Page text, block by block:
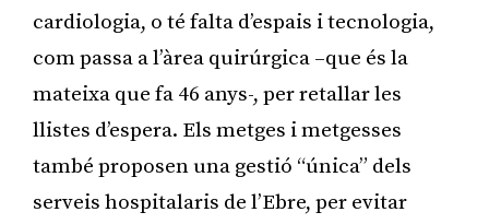
cardiologia, o té falta d’espais i tecnologia,
com passa a l’àrea quirúrgica –que és la
mateixa que fa 46 anys-, per retallar les
llistes d’espera. Els metges i metgesses
també proposen una gestió “única” dels
serveis hospitalaris de l’Ebre, per evitar